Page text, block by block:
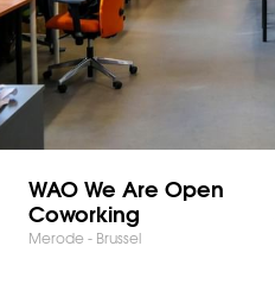
WAO We Are Open
Coworking
Merode - Brussel